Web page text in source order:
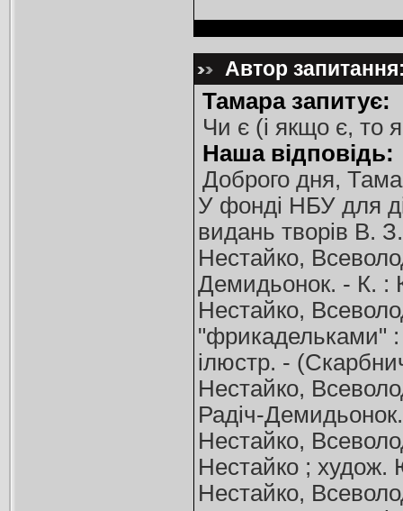
Автор
Тамара запитує:
Чи є (і якщо є, то
Наша відповідь:
Доброго дня,
У фонді НБУ для
видань творів В.
Нестайко,
Демидьонок. - К. :
Нестайко,
"фрикадельками" :
ілюстр. -
Нестайко,
Радіч-
Нестайко,
Нестайко ; худож.
Нестайко,